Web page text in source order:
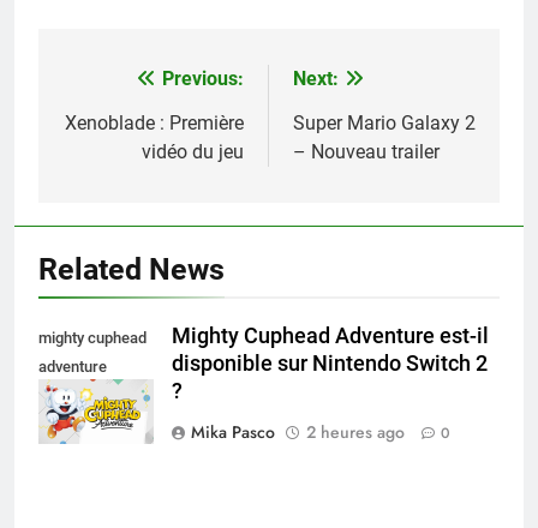
Navigation
de
Previous:
Xenoblade : Première
vidéo du jeu
Next:
Super Mario Galaxy 2
– Nouveau trailer
Related News
mighty cuphead
adventure
nintendo switch
Mighty Cuphead Adventure est-il
disponible sur Nintendo Switch 2
?
Mika Pasco
2 heures ago 0